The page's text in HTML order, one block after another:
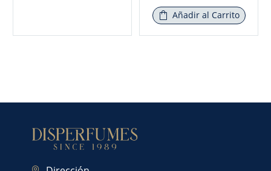
Añadir al Carrito